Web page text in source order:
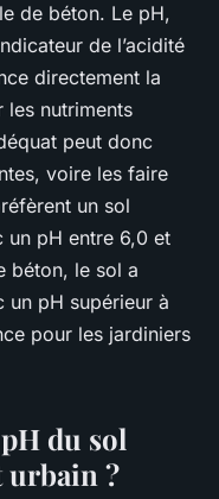
de béton. Le pH,
de l’acidité
directement la
les nutriments
peut donc
voire les faire
un sol
un pH entre 6,0 et
béton, le sol a
un pH supérieur à
pour les jardiniers
du sol
urbain ?